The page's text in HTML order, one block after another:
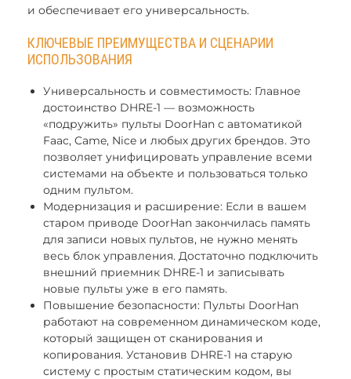
и обеспечивает его универсальность.
КЛЮЧЕВЫЕ ПРЕИМУЩЕСТВА И СЦЕНАРИИ
ИСПОЛЬЗОВАНИЯ
Универсальность и совместимость: Главное
достоинство DHRE-1 — возможность
«подружить» пульты DoorHan с автоматикой
Faac, Came, Nice и любых других брендов. Это
позволяет унифицировать управление всеми
системами на объекте и пользоваться только
одним пультом.
Модернизация и расширение: Если в вашем
старом приводе DoorHan закончилась память
для записи новых пультов, не нужно менять
весь блок управления. Достаточно подключить
внешний приемник DHRE-1 и записывать
новые пульты уже в его память.
Повышение безопасности: Пульты DoorHan
работают на современном динамическом коде,
который защищен от сканирования и
копирования. Установив DHRE-1 на старую
систему с простым статическим кодом, вы